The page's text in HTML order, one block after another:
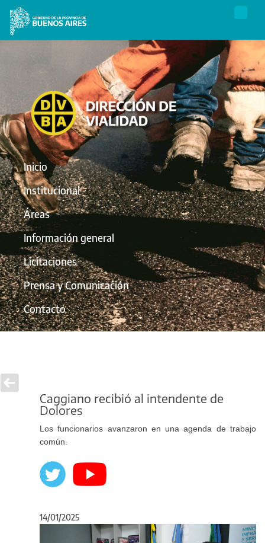
Inicio
Institucional
Áreas
Información general
Licitaciones
Prensa y Comunicación
Contacto
Caggiano recibió al intendente de
Dolores
Los funcionarios avanzaron en una agenda de trabajo
común.
14/01/2025
Anterior